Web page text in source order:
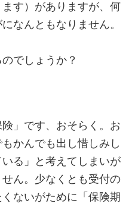
す）がありますが、何
なんともなりません。
でしょうか？
」です、おそらく。お
かんでも出し惜しみし
る」と考えてしまいが
ん。少なくとも受付の
ないがために「保険期